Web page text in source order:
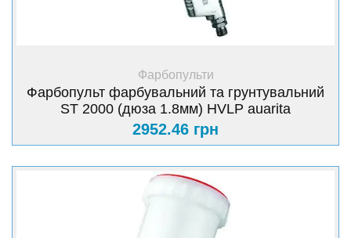
+ Купити
Фарбопульти
Фарбопульт фарбувальний та грунтувальний
ST 2000 (дюза 1.8мм) HVLP auarita
2952.46 грн